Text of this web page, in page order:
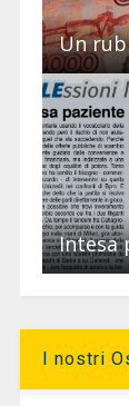
Un
Intesa
I nostri